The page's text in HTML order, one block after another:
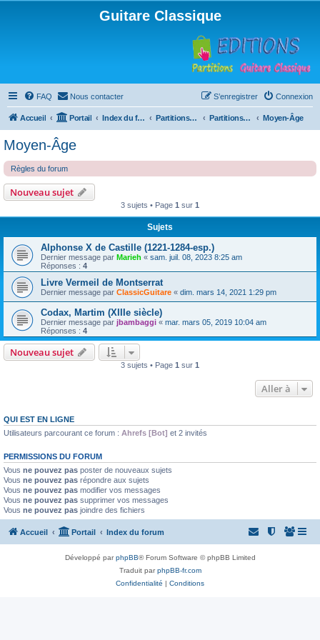
Guitare Classique
FAQ Nous contacter Connexion
S’enregistrer
Accueil Portail Index du forum Partitions pour guitare en libre téléchargement Partitions classées par compositeur Moyen-Âge
Moyen-Âge
Règles du forum
Nouveau sujet
3 sujets • Page 1 sur 1
Sujets
Alphonse X de Castille (1221-1284-esp.)
Dernier message par Marieh « sam. juil. 08, 2023 8:25 am
Réponses : 4
Livre Vermeil de Montserrat
Dernier message par ClassicGuitare « dim. mars 14, 2021 1:29 pm
Codax, Martim (XIIIe siècle)
Dernier message par jbambaggi « mar. mars 05, 2019 10:04 am
Réponses : 4
Nouveau sujet
3 sujets • Page 1 sur 1
Aller à
QUI EST EN LIGNE
Utilisateurs parcourant ce forum : Ahrefs [Bot] et 2 invités
PERMISSIONS DU FORUM
Vous ne pouvez pas poster de nouveaux sujets
Vous ne pouvez pas répondre aux sujets
Vous ne pouvez pas modifier vos messages
Vous ne pouvez pas supprimer vos messages
Vous ne pouvez pas joindre des fichiers
Accueil Portail Index du forum
Développé parphpBB® Forum Software © phpBB Limited
Traduit parphpBB-fr.com
Confidentialité | Conditions